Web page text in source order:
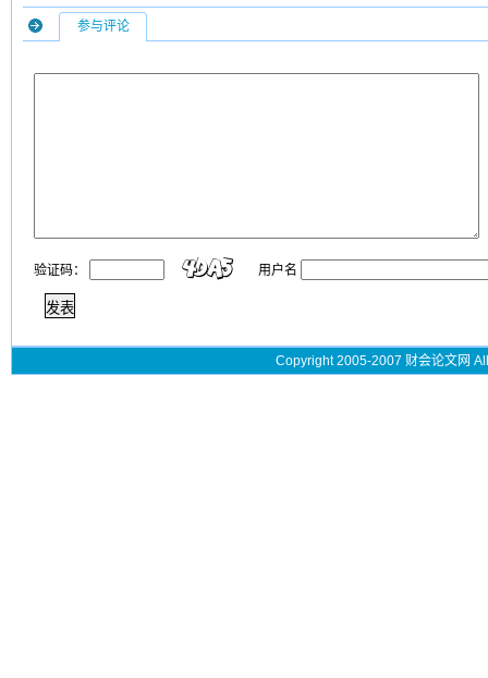
参与评论
验证码： 用户名
Copyright 2005-2007 财会论文网